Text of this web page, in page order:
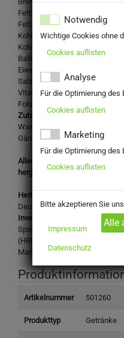
Fett 0.1g
Fett, davon gesättigte
Kohlenhydrate 4.4g
Kohlenhydrate, davon Zucker
Ballaststoffe 0.15g
Eiweiß 0.55g
Salz 0.01g
Vitamin B12 0.33µg
Folsäure 33µg
Zutaten:
Wasser,Weizenmalz,
Gärungskohlensäure (Folsäure,
Allergene: Glutenhaltiges
hergestellte Erzeugnisse
Herkunftsland:
Deutschland
Inverkehrbringer:
Spaten-Franziskaner-Bräu
(HRB-Nr. 147989 AG München)
Marsstraße 46-48, 80335
Artikelnummer 501260
Produkttyp Getränke
Notwendig
Wichtige Cookies ohne
Cookies auflisten
Analyse
Für die Optimierung
Cookies auflisten
Marketing
Für die Optimierung des
Cookies auflisten
Bitte akzeptieren Sie
Impressum
Datenschutz